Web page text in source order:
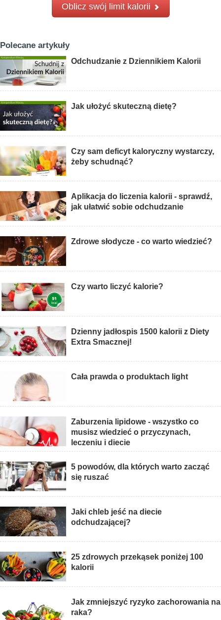
Oblicz swój limit kalorii
Polecane artykuły
Odchudzanie z Dziennikiem Kalorii
Jak ułożyć skuteczną dietę?
Czy sam deficyt kaloryczny wystarczy,
żeby schudnąć?
Aplikacja do liczenia kalorii - sprawdź,
jak ułatwić sobie odchudzanie
Zdrowe słodycze - co warto wiedzieć?
Czy warto liczyć kalorie?
Dzienny jadłospis 1500 kalorii z Diety
Extra Smacznej!
Cała prawda o produktach light
Zaburzenia lipidowe - wszystko co
musisz wiedzieć o przyczynach,
leczeniu i diecie
5 powodów, dla których warto zacząć
się ruszać
Jaki chleb jeść na diecie
odchudzającej?
25 zdrowych przekąsek poniżej 100
kalorii
Jak zmniejszyć ryzyko zachorowania na
raka?